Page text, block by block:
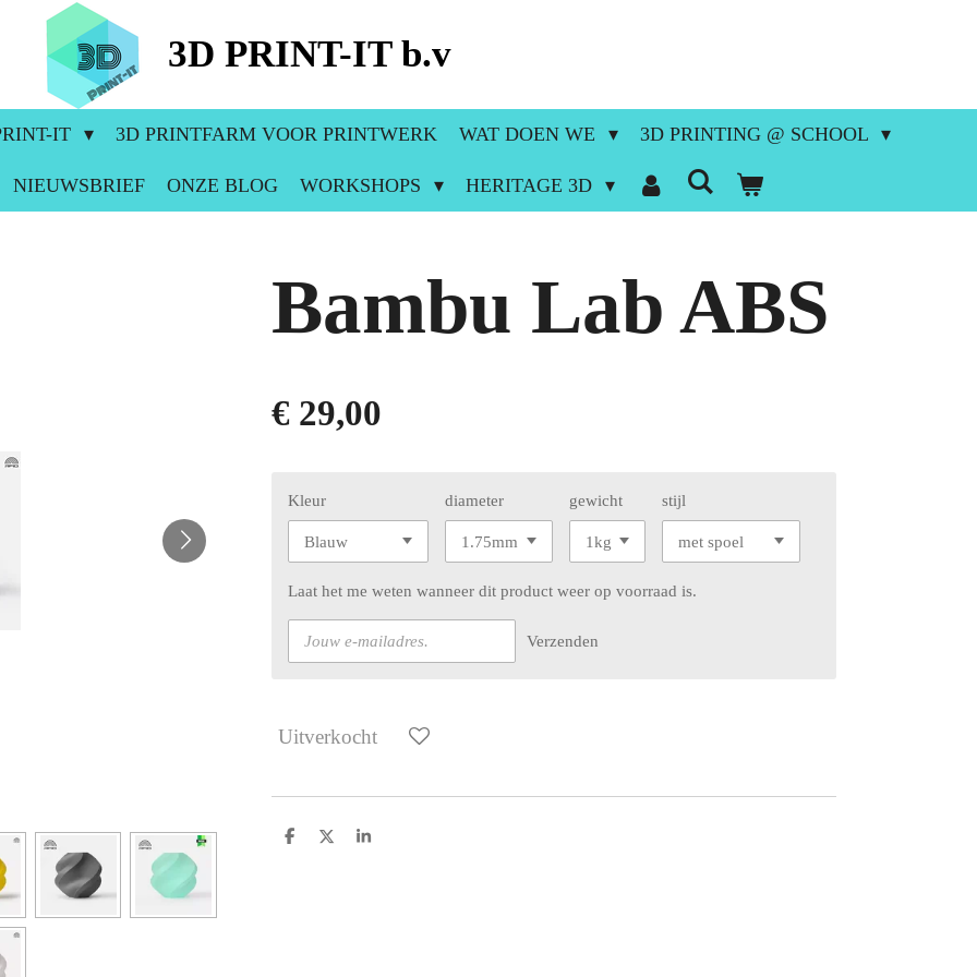
3D PRINT-IT b.v
IT 3D PRINTFARM VOOR PRINTWERK WAT DOEN WE 3D PRINTING @ SCHOOL
NIEUWSBRIEF ONZE BLOG WORKSHOPS HERITAGE 3D
Bambu Lab ABS
€ 29,00
Kleur diameter gewicht stijl
Laat het me weten wanneer dit product weer op voorraad is.
Verzenden
Uitverkocht
D
D
S